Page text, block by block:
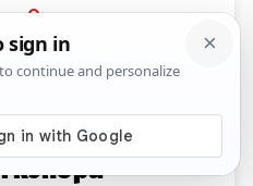
PRIJAVA
sadržaj
do zidnih
Priča o